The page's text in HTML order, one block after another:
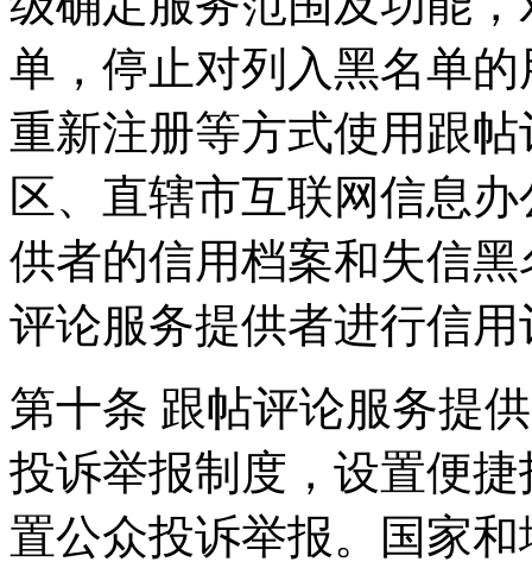
单，停止对列入黑名单
重新注册等方式使用跟
区、直辖市互联网信息
供者的信用档案和失信
评论服务提供者进行信用
第十条 跟帖评论服务提
投诉举报制度，设置便
置公众投诉举报。国家